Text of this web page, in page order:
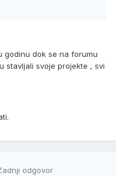
godinu dok se na forumu
stavljali svoje projekte , svi
odgovor